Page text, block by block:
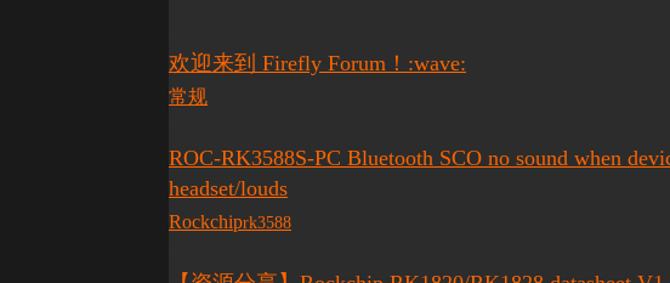
欢迎来到 Firefly Forum！:wave:
常规
ROC-RK3588S-PC Bluetooth SCO no sound when
headset/louds
Rockchiprk3588